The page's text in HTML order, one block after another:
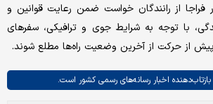
فراجا از رانندگان خواست ضمن رعایت قوانین و
با توجه به شرایط جوی و ترافیکی، سفرهای
از حرکت از آخرین وضعیت راه‌ها مطلع شوند.
اخبار رسانه‌های رسمی کشور است.